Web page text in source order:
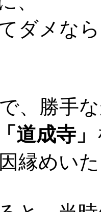
ダメな
、勝手
「道成寺」
縁めい